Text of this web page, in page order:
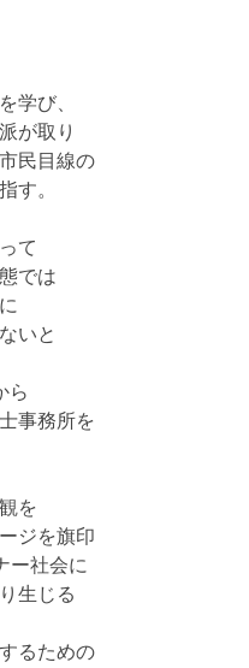
学び、
が取り
民目線の
す。
て
では
いと
ら
事務所を
を
ジを旗印
ー社会に
生じる
るための